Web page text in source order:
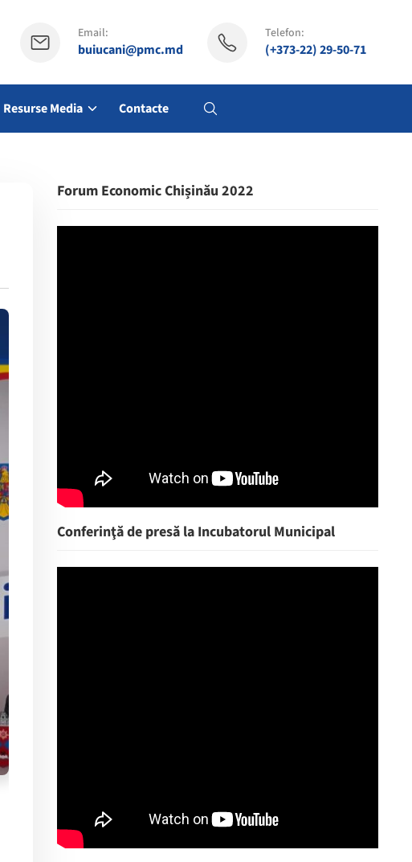
Email:
buiucani@pmc.md
Telefon:
(+373-22) 29-50-71
Resurse Media Contacte
Forum Economic Chișinău 2022
Conferinţă de presă la Incubatorul Municipal